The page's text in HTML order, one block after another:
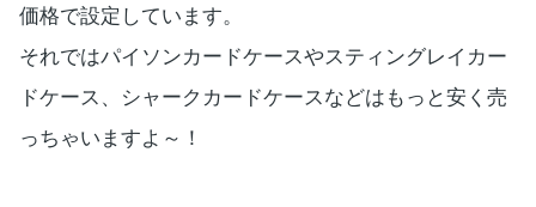
価格で設定しています。
それではパイソンカードケースやスティングレイカー
ドケース、シャークカードケースなどはもっと安く売
っちゃいますよ～！